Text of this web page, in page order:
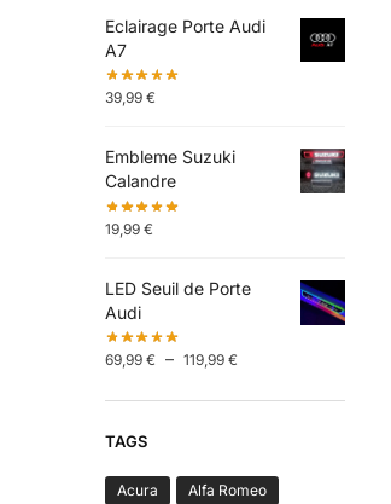
Eclairage Porte Audi
A7
39,99 €
Embleme Suzuki
Calandre
19,99 €
LED Seuil de Porte
Audi
69,99 € – 119,99 €
TAGS
Acura
Alfa Romeo